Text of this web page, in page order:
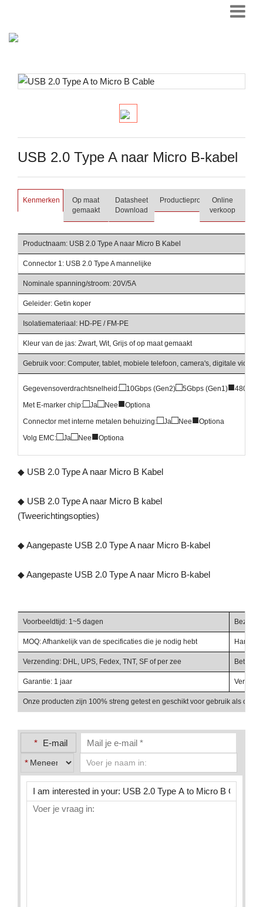
USB 2.0 Type A naar Micro B-kabel
Kenmerken
Op maat
gemaakt
Datasheet
Download
Productieproces Online
verkoop
Productnaam: USB 2.0 Type A naar Micro B Kabel
Connector 1: USB 2.0 Type A mannelijke
Nominale spanning/stroom: 20V/5A
Geleider: Getin koper
Isolatiemateriaal: HD-PE / FM-PE
Kleur van de jas: Zwart, Wit, Grijs of op maat gemaakt
Gebruik voor: Computer, tablet, mobiele telefoon, camera's, digitale
Gegevensoverdrachtsnelheid:□10Gbps (Gen2)□5Gbps (Gen1)■
Met E-marker chip:□Ja□Nee■Optiona
Connector met interne metalen behuizing:□Ja□Nee■Optiona
Volg EMC:□Ja□Nee■Optiona
◆ USB 2.0 Type A naar Micro B Kabel
◆ USB 2.0 Type A naar Micro B kabel
(Tweerichtingsopties)
◆ Aangepaste USB 2.0 Type A naar Micro B-kabel
◆ Aangepaste USB 2.0 Type A naar Micro B-kabel
Voorbeeldtijd: 1~5 dagen
MOQ: Afhankelijk van de specificaties die je nodig hebt
Verzending: DHL, UPS, Fedex, TNT, SF of per zee
Garantie: 1 jaar
Onze producten zijn 100% streng getest en geschikt voor gebruik als
* E-mail
*